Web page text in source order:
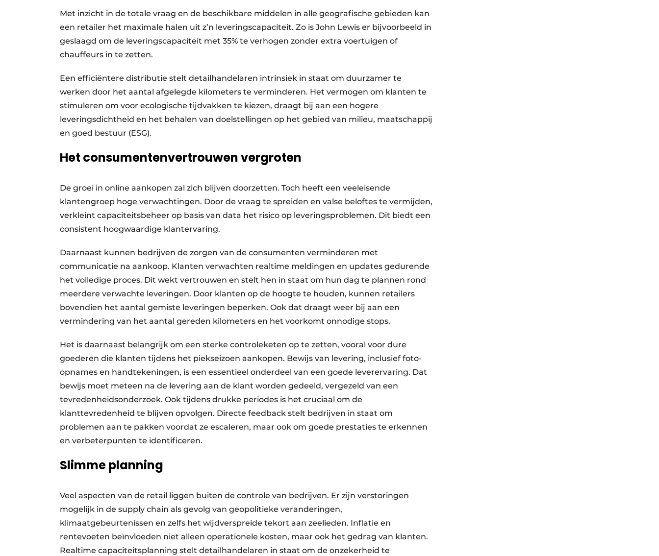
Met inzicht in de totale vraag en de beschikbare middelen in alle geografische gebieden kan
een retailer het maximale halen uit z’n leveringscapaciteit. Zo is John Lewis er bijvoorbeeld in
geslaagd om de leveringscapaciteit met 35% te verhogen zonder extra voertuigen of
chauffeurs in te zetten.
Een efficiëntere distributie stelt detailhandelaren intrinsiek in staat om duurzamer te
werken door het aantal afgelegde kilometers te verminderen. Het vermogen om klanten te
stimuleren om voor ecologische tijdvakken te kiezen, draagt bij aan een hogere
leveringsdichtheid en het behalen van doelstellingen op het gebied van milieu, maatschappij
en goed bestuur (ESG).
Het consumentenvertrouwen vergroten
De groei in online aankopen zal zich blijven doorzetten. Toch heeft een veeleisende
klantengroep hoge verwachtingen. Door de vraag te spreiden en valse beloftes te vermijden,
verkleint capaciteitsbeheer op basis van data het risico op leveringsproblemen. Dit biedt een
consistent hoogwaardige klantervaring.
Daarnaast kunnen bedrijven de zorgen van de consumenten verminderen met
communicatie na aankoop. Klanten verwachten realtime meldingen en updates gedurende
het volledige proces. Dit wekt vertrouwen en stelt hen in staat om hun dag te plannen rond
meerdere verwachte leveringen. Door klanten op de hoogte te houden, kunnen retailers
bovendien het aantal gemiste leveringen beperken. Ook dat draagt weer bij aan een
vermindering van het aantal gereden kilometers en het voorkomt onnodige stops.
Het is daarnaast belangrijk om een sterke controleketen op te zetten, vooral voor dure
goederen die klanten tijdens het piekseizoen aankopen. Bewijs van levering, inclusief foto-
opnames en handtekeningen, is een essentieel onderdeel van een goede leverervaring. Dat
bewijs moet meteen na de levering aan de klant worden gedeeld, vergezeld van een
tevredenheidsonderzoek. Ook tijdens drukke periodes is het cruciaal om de
klanttevredenheid te blijven opvolgen. Directe feedback stelt bedrijven in staat om
problemen aan te pakken voordat ze escaleren, maar ook om goede prestaties te erkennen
en verbeterpunten te identificeren.
Slimme planning
Veel aspecten van de retail liggen buiten de controle van bedrijven. Er zijn verstoringen
mogelijk in de supply chain als gevolg van geopolitieke veranderingen,
klimaatgebeurtenissen en zelfs het wijdverspreide tekort aan zeelieden. Inflatie en
rentevoeten beïnvloeden niet alleen operationele kosten, maar ook het gedrag van klanten.
Realtime capaciteitsplanning stelt detailhandelaren in staat om de onzekerheid te